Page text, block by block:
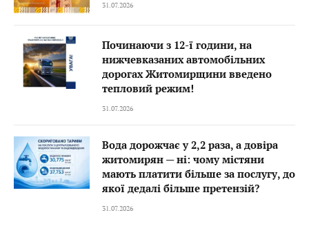
31.07.2026
Починаючи з 12-ї години, на
нижчевказаних автомобільних
дорогах Житомирщини введено
тепловий режим!
31.07.2026
Вода дорожчає у 2,2 раза, а довіра
житомирян — ні: чому містяни
мають платити більше за послугу, до
якої дедалі більше претензій?
31.07.2026